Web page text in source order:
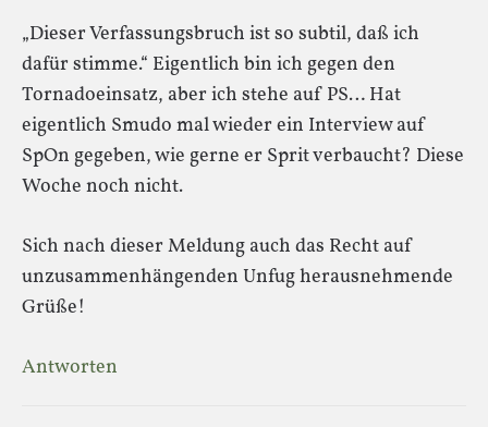
„Dieser Verfassungsbruch ist so subtil, daß ich
dafür stimme.“ Eigentlich bin ich gegen den
Tornadoeinsatz, aber ich stehe auf PS… Hat
eigentlich Smudo mal wieder ein Interview auf
SpOn gegeben, wie gerne er Sprit verbaucht? Diese
Woche noch nicht.
Sich nach dieser Meldung auch das Recht auf
unzusammenhängenden Unfug herausnehmende
Grüße!
Antworten